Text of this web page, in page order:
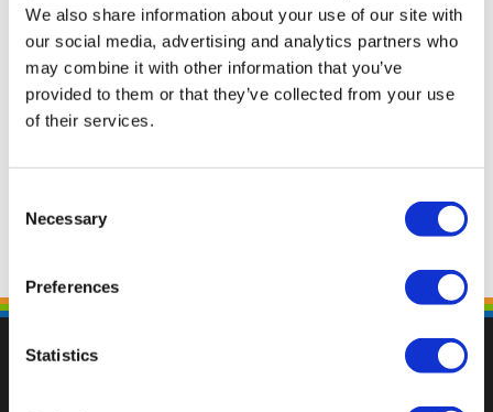
We also share information about your use of our site with
our social media, advertising and analytics partners who
may combine it with other information that you’ve
provided to them or that they’ve collected from your use
of their services.
Selection
Necessary
Preferences
Statistics